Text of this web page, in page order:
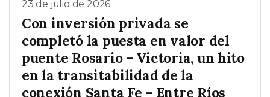
23 de julio de 2026
Con inversión privada se
completó la puesta en valor del
puente Rosario – Victoria, un hito
en la transitabilidad de la
conexión Santa Fe – Entre Ríos